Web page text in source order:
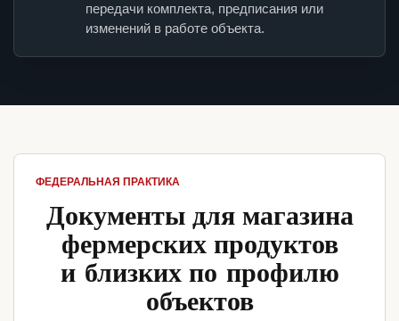
передачи комплекта, предписания или
изменений в работе объекта.
ФЕДЕРАЛЬНАЯ ПРАКТИКА
Документы для магазина
фермерских продуктов
и близких по профилю
объектов